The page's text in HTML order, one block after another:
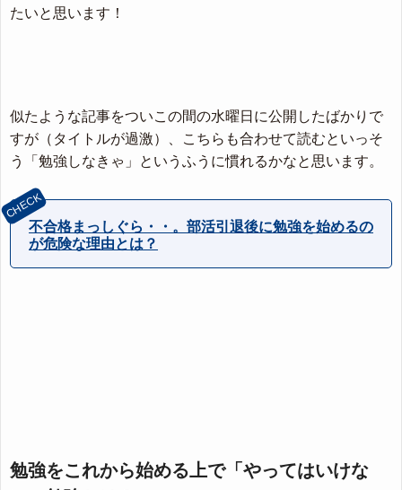
たいと思います！
似たような記事をついこの間の水曜日に公開したばかりで
すが（タイトルが過激）、こちらも合わせて読むといっそ
う「勉強しなきゃ」というふうに慣れるかなと思います。
不合格まっしぐら・・。部活引退後に勉強を始めるの
が危険な理由とは？
勉強をこれから始める上で「やってはいけな